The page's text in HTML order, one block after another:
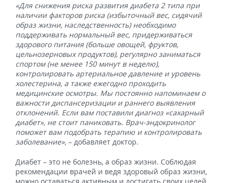
«Для снижения риска развития диабета 2 типа при
наличии факторов риска (избыточный вес, сидячий
образ жизни, наследственность) необходимо
поддерживать нормальный вес, придерживаться
здорового питания (больше овощей, фруктов,
цельнозерновых продуктов), регулярно заниматься
спортом (не менее 150 минут в неделю),
контролировать артериальное давление и уровень
холестерина, а также ежегодно проходить
медицинские осмотры. Мы постоянно напоминаем о
важности диспансеризации и раннего выявления
отклонений. Если вам поставили диагноз «сахарный
диабет», не стоит паниковать. Врач-эндокринолог
поможет вам подобрать терапию и контролировать
заболевание», – добавляет доктор.
Диабет – это не болезнь, а образ жизни. Соблюдая
рекомендации врачей и ведя здоровый образ жизни,